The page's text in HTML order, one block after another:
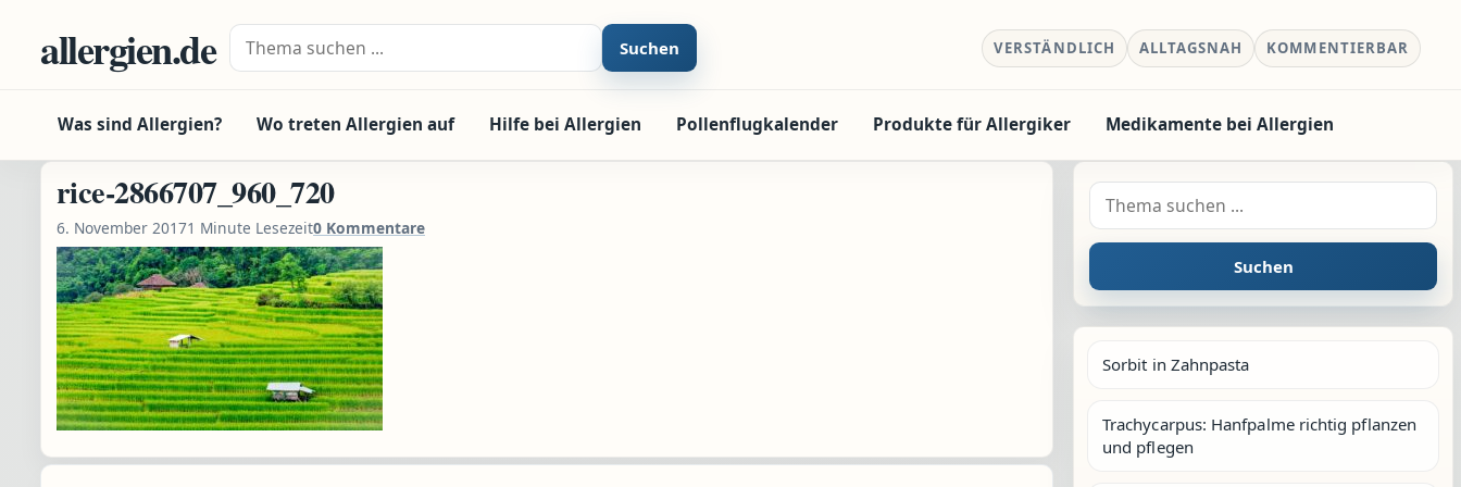
allergien.de Suche nach: Suchen VERSTÄNDLICH ALLTAGSNAH KOMMENTIERBAR
Was sind Allergien? Wo treten Allergien auf Hilfe bei Allergien Pollenflugkalender Produkte für Allergiker Medikamente bei Allergien
rice-2866707_960_720
6. November 20171 Minute Lesezeit0 Kommentare
Suche nach:
Suchen
Sorbit in Zahnpasta
Trachycarpus: Hanfpalme richtig pflanzen
und pflegen